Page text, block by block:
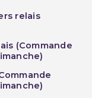
relais
(Commande